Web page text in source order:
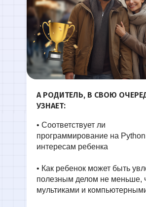
А РОДИТЕЛЬ, В СВОЮ
УЗНАЕТ:
• Соответствует ли
программирование на Python
интересам ребенка
• Как ребенок может быть
полезным делом не меньше,
мультиками и